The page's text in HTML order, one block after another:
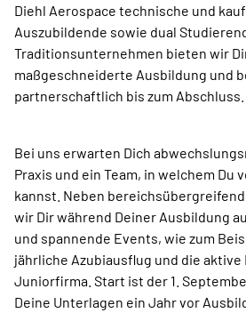
Diehl Aerospace tech­nische und
Auszubildende sowie dual
Traditionsunternehmen bieten wir
maßgeschneiderte Ausbildung und
partnerschaftlich bis zum Abschluss.
Bei uns erwarten Dich
Praxis und ein Team, in welchem Du
kannst. Neben
wir Dir während Deiner Ausbildung
und spannende Events, wie zum
jährliche Azubiausflug und die
Juniorfirma. Start ist der 1.
Deine Unterlagen ein Jahr vor